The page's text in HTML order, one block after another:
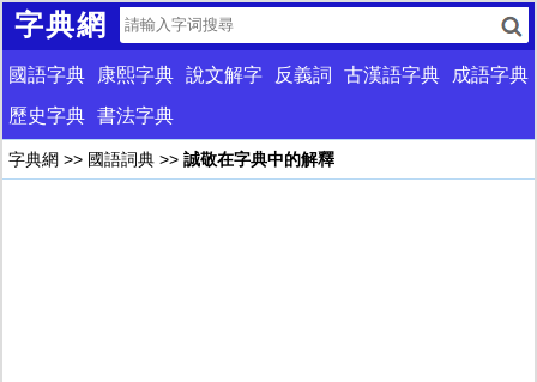
字典網
國語字典 康熙字典 說文解字 反義詞 古漢語字典
成語字典
歷史字典 書法字典
字典網 >> 國語詞典 >> 誠敬在字典中的解釋